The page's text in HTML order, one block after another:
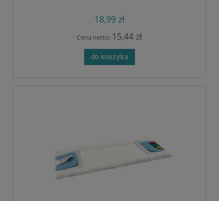
18,99 zł
Cena netto: 15,44 zł
do koszyka